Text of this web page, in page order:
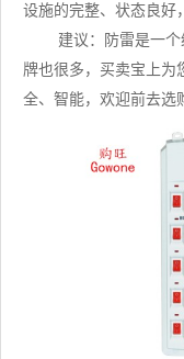
设施的完整、状态良好
建议：防雷是一
牌也很多，买卖宝上为
全、智能，欢迎前去选